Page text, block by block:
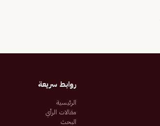
روابط سريعة
الرئيسية
مقالات الرأي
البحث